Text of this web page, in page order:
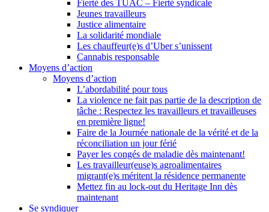
Fierté des TUAC – Fierté syndicale
Jeunes travailleurs
Justice alimentaire
La solidarité mondiale
Les chauffeur(e)s d’Uber s’unissent
Cannabis responsable
Moyens d’action
Moyens d’action
L’abordabilité pour tous
La violence ne fait pas partie de la description de
tâche : Respectez les travailleurs et travailleuses
en première ligne!
Faire de la Journée nationale de la vérité et de la
réconciliation un jour férié
Payer les congés de maladie dès maintenant!
Les travailleur(euse)s agroalimentaires
migrant(e)s méritent la résidence permanente
Mettez fin au lock-out du Heritage Inn dès
maintenant
Se syndiquer